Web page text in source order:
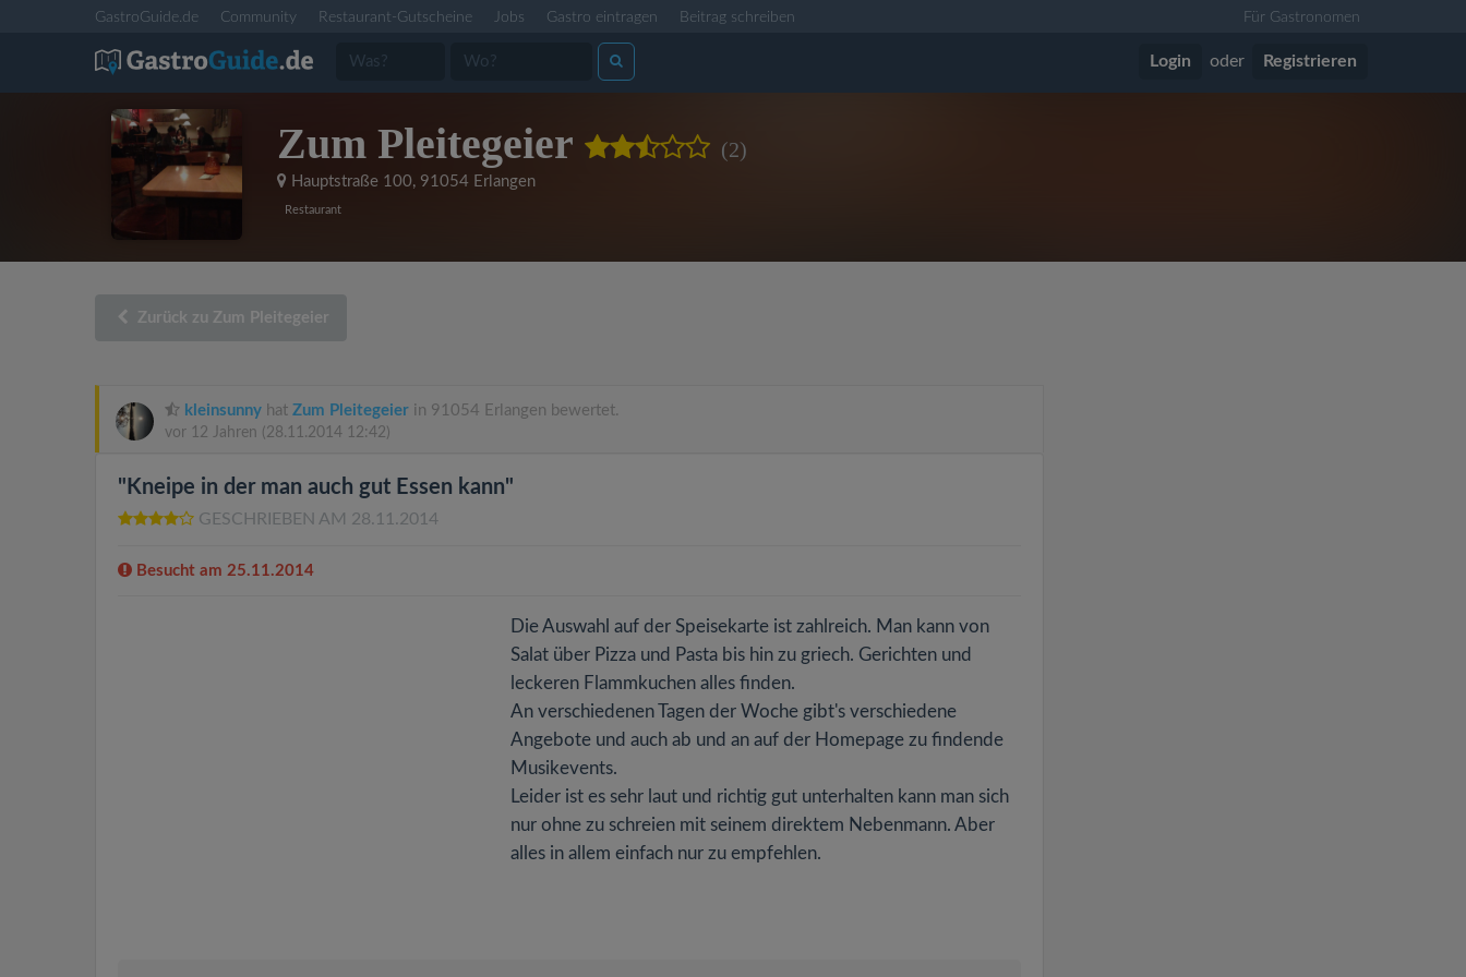
GastroGuide.de Community Restaurant-Gutscheine Jobs Gastro eintragen Beitrag schreiben Für Gastronomen
Login oder Registrieren
Zum Pleitegeier (2)
Hauptstraße 100, 91054 Erlangen
Restaurant
Zurück zu Zum Pleitegeier
kleinsunny hat Zum Pleitegeier in 91054 Erlangen bewertet.
vor 12 Jahren (28.11.2014 12:42)
"Kneipe in der man auch gut Essen kann"
GESCHRIEBEN AM 28.11.2014
Besucht am 25.11.2014
Die Auswahl auf der Speisekarte ist zahlreich. Man kann von
Salat über Pizza und Pasta bis hin zu griech. Gerichten und
leckeren Flammkuchen alles finden.
An verschiedenen Tagen der Woche gibt's verschiedene
Angebote und auch ab und an auf der Homepage zu findende
Musikevents.
Leider ist es sehr laut und richtig gut unterhalten kann man sich
nur ohne zu schreien mit seinem direktem Nebenmann. Aber
alles in allem einfach nur zu empfehlen.